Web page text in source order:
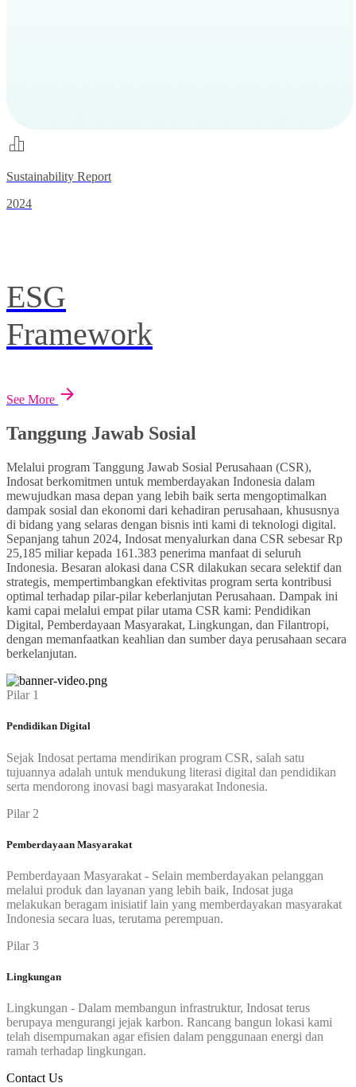
Sustainability Report
2024
ESG
Framework
See More
Tanggung Jawab Sosial
Melalui program Tanggung Jawab Sosial Perusahaan (CSR),
Indosat berkomitmen untuk memberdayakan Indonesia dalam
mewujudkan masa depan yang lebih baik serta mengoptimalkan
dampak sosial dan ekonomi dari kehadiran perusahaan, khususnya
di bidang yang selaras dengan bisnis inti kami di teknologi digital.
Sepanjang tahun 2024, Indosat menyalurkan dana CSR sebesar Rp
25,185 miliar kepada 161.383 penerima manfaat di seluruh
Indonesia. Besaran alokasi dana CSR dilakukan secara selektif dan
strategis, mempertimbangkan efektivitas program serta kontribusi
optimal terhadap pilar-pilar keberlanjutan Perusahaan. Dampak ini
kami capai melalui empat pilar utama CSR kami: Pendidikan
Digital, Pemberdayaan Masyarakat, Lingkungan, dan Filantropi,
dengan memanfaatkan keahlian dan sumber daya perusahaan secara
berkelanjutan.
Pilar 1
Pendidikan Digital
Sejak Indosat pertama mendirikan program CSR, salah satu
tujuannya adalah untuk mendukung literasi digital dan pendidikan
serta mendorong inovasi bagi masyarakat Indonesia.
Pilar 2
Pemberdayaan Masyarakat
Pemberdayaan Masyarakat - Selain memberdayakan pelanggan
melalui produk dan layanan yang lebih baik, Indosat juga
melakukan beragam inisiatif lain yang memberdayakan masyarakat
Indonesia secara luas, terutama perempuan.
Pilar 3
Lingkungan
Lingkungan - Dalam membangun infrastruktur, Indosat terus
berupaya mengurangi jejak karbon. Rancang bangun lokasi kami
telah disempurnakan agar efisien dalam penggunaan energi dan
ramah terhadap lingkungan.
Contact Us